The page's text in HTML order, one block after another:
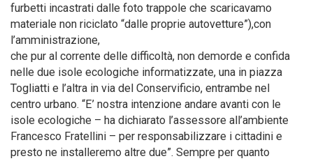
furbetti incastrati dalle foto trappole che scaricavamo
materiale non riciclato “dalle proprie autovetture”),con
l’amministrazione,
che pur al corrente delle difficoltà, non demorde e confida
nelle due isole ecologiche informatizzate, una in piazza
Togliatti e l’altra in via del Conservificio, entrambe nel
centro urbano. “E’ nostra intenzione andare avanti con le
isole ecologiche – ha dichiarato l’assessore all’ambiente
Francesco Fratellini – per responsabilizzare i cittadini e
presto ne installeremo altre due”. Sempre per quanto